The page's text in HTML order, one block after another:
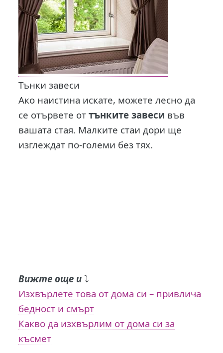
Тънки завеси
Ако наистина искате, можете лесно да
се отървете оттънките завеси във
вашата стая. Малките стаи дори ще
изглеждат по-големи без тях.
Вижте още и ⤵️
Изхвърлете това от дома си – привлича
бедност и смърт
Какво да изхвърлим от дома си за
късмет